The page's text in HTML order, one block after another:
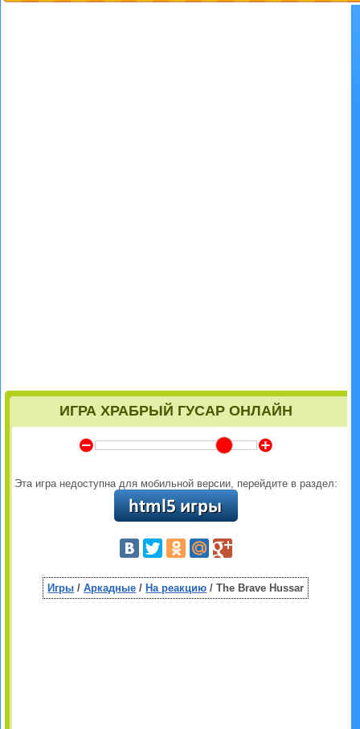
ИГРА ХРАБРЫЙ ГУСАР ОНЛАЙН
Y Z
Эта игра недоступна для мобильной версии, перейдите в раздел:
Игры /Аркадные / На реакцию / The Brave Hussar